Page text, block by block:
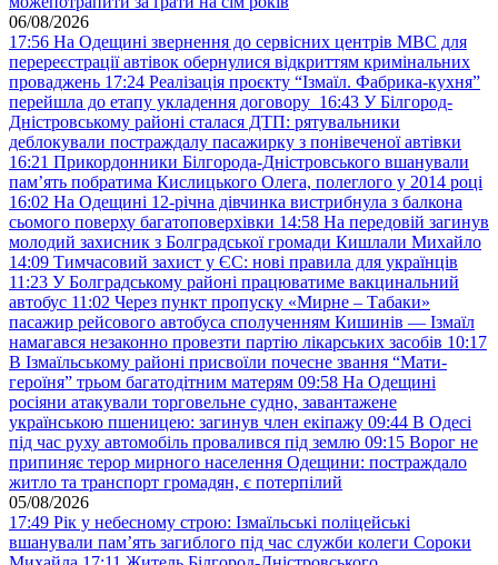
06/08/2026
17:56 На Одещині звернення до сервісних центрів МВС для
перереєстрації автівок обернулися відкриттям кримінальних
проваджень 17:24 Реалізація проєкту “Ізмаїл. Фабрика-кухня”
перейшла до етапу укладення договору 16:43 У Білгород-
Дністровському районі сталася ДТП: рятувальники
деблокували постраждалу пасажирку з понівеченої автівки
16:21 Прикордонники Білгорода-Дністровського вшанували
пам’ять побратима Кислицького Олега, полеглого у 2014 році
16:02 На Одещині 12-річна дівчинка вистрибнула з балкона
сьомого поверху багатоповерхівки 14:58 На передовій загинув
молодий захисник з Болградської громади Кишлали Михайло
14:09 Тимчасовий захист у ЄС: нові правила для українців
11:23 У Болградському районі працюватиме вакцинальний
автобус 11:02 Через пункт пропуску «Мирне – Табаки»
пасажир рейсового автобуса сполученням Кишинів — Ізмаїл
намагався незаконно провезти партію лікарських засобів 10:17
В Ізмаїльському районі присвоїли почесне звання “Мати-
героїня” трьом багатодітним матерям 09:58 На Одещині
росіяни атакували торговельне судно, завантажене
українською пшеницею: загинув член екіпажу 09:44 В Одесі
під час руху автомобіль провалився під землю 09:15 Ворог не
припиняє терор мирного населення Одещини: постраждало
житло та транспорт громадян, є потерпілий
05/08/2026
17:49 Рік у небесному строю: Ізмаїльські поліцейські
вшанували пам’ять загиблого під час служби колеги Сороки